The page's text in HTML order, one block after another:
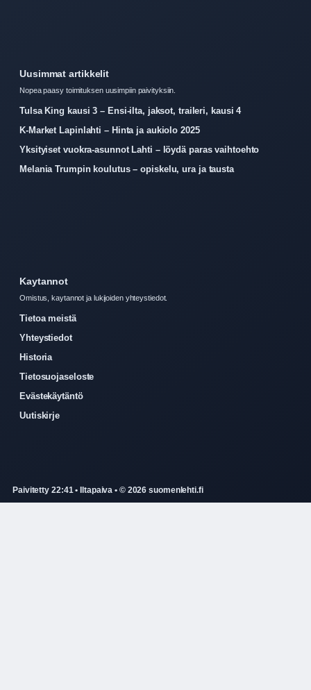
Uusimmat artikkelit
Nopea paasy toimituksen uusimpiin paivityksiin.
Tulsa King kausi 3 – Ensi-ilta, jaksot, traileri, kausi 4
K-Market Lapinlahti – Hinta ja aukiolo 2025
Yksityiset vuokra-asunnot Lahti – löydä paras vaihtoehto
Melania Trumpin koulutus – opiskelu, ura ja tausta
Kaytannot
Omistus, kaytannot ja lukijoiden yhteystiedot.
Tietoa meistä
Yhteystiedot
Historia
Tietosuojaseloste
Evästekäytäntö
Uutiskirje
Paivitetty 22:41 • Iltapaiva • © 2026 suomenlehti.fi